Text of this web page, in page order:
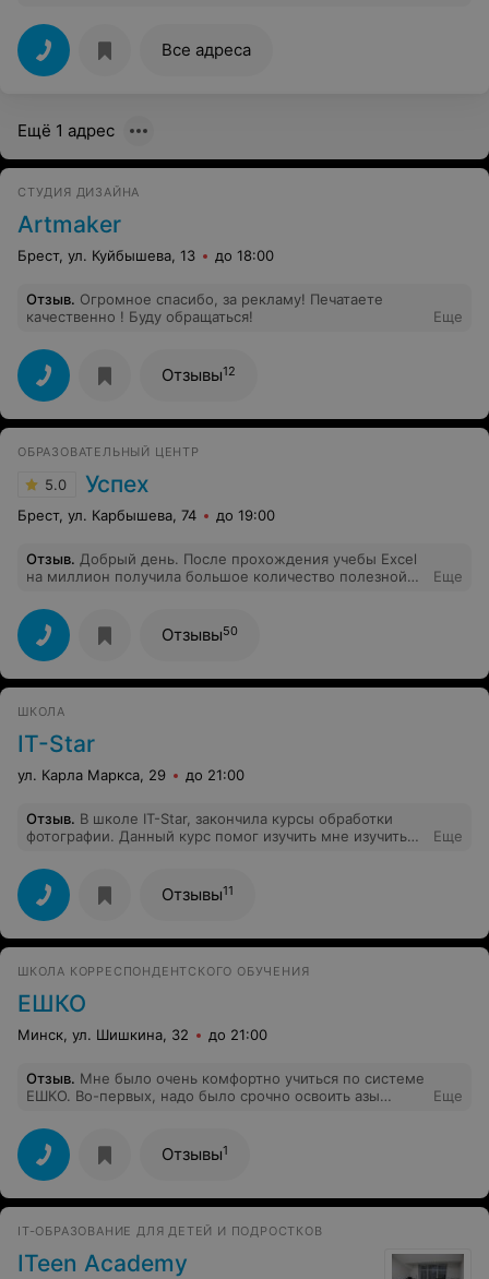
информацию доносит максимально доступно.
Благодарю!
Все адреса
Ещё 1 адрес
СТУДИЯ ДИЗАЙНА
Artmaker
Брест, ул. Куйбышева, 13 до 18:00
Отзыв. Огромное спасибо, за рекламу! Печатаете
качественно ! Буду обращаться!
Еще
Отзывы12
ОБРАЗОВАТЕЛЬНЫЙ ЦЕНТР
5.0 Успех
Брест, ул. Карбышева, 74 до 19:00
Отзыв. Добрый день. После прохождения учебы Excel
на миллион получила большое количество полезной
Спасибо большое за курс.
Еще
Отзывы50
ШКОЛА
IT-Star
ул. Карла Маркса, 29 до 21:00
Отзыв. В школе IT-Star, закончила курсы обработки
фотографии. Данный курс помог изучить мне изучить
Преподаватель, все доступно рассказывала и на
практике мы отработали все темы. Я давно хотела
научится работать в графическом редакторе Adobe
Photoshop, и благодаря школе IT-Star, я это смогла
сделать. Спасибо
Еще
Отзывы11
ШКОЛА КОРРЕСПОНДЕНТСКОГО ОБУЧЕНИЯ
ЕШКО
Минск, ул. Шишкина, 32 до 21:00
Отзыв. Мне было очень комфортно учиться по системе
ЕШКО. Во-первых, надо было срочно освоить азы
меня не было. Во-вторых, очень доступно и интересно
изложен материал (польский - мой 3й иностранный ,
так что есть с чем сравнивать). В-третьих. понравилась
работа с удаленным преподавателем. Очень
современный подход.
Еще
Отзывы1
IT-ОБРАЗОВАНИЕ ДЛЯ ДЕТЕЙ И ПОДРОСТКОВ
ITeen Academy